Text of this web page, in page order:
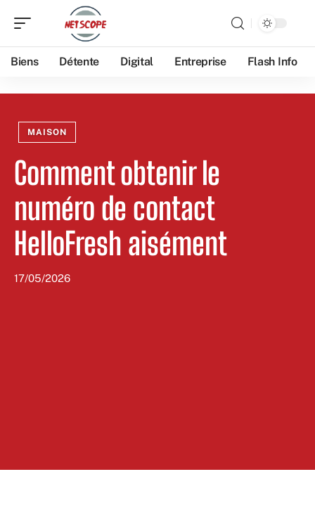
Biens Détente Digital Entreprise Flash Info
MAISON
Comment obtenir le
numéro de contact
HelloFresh aisément
17/05/2026